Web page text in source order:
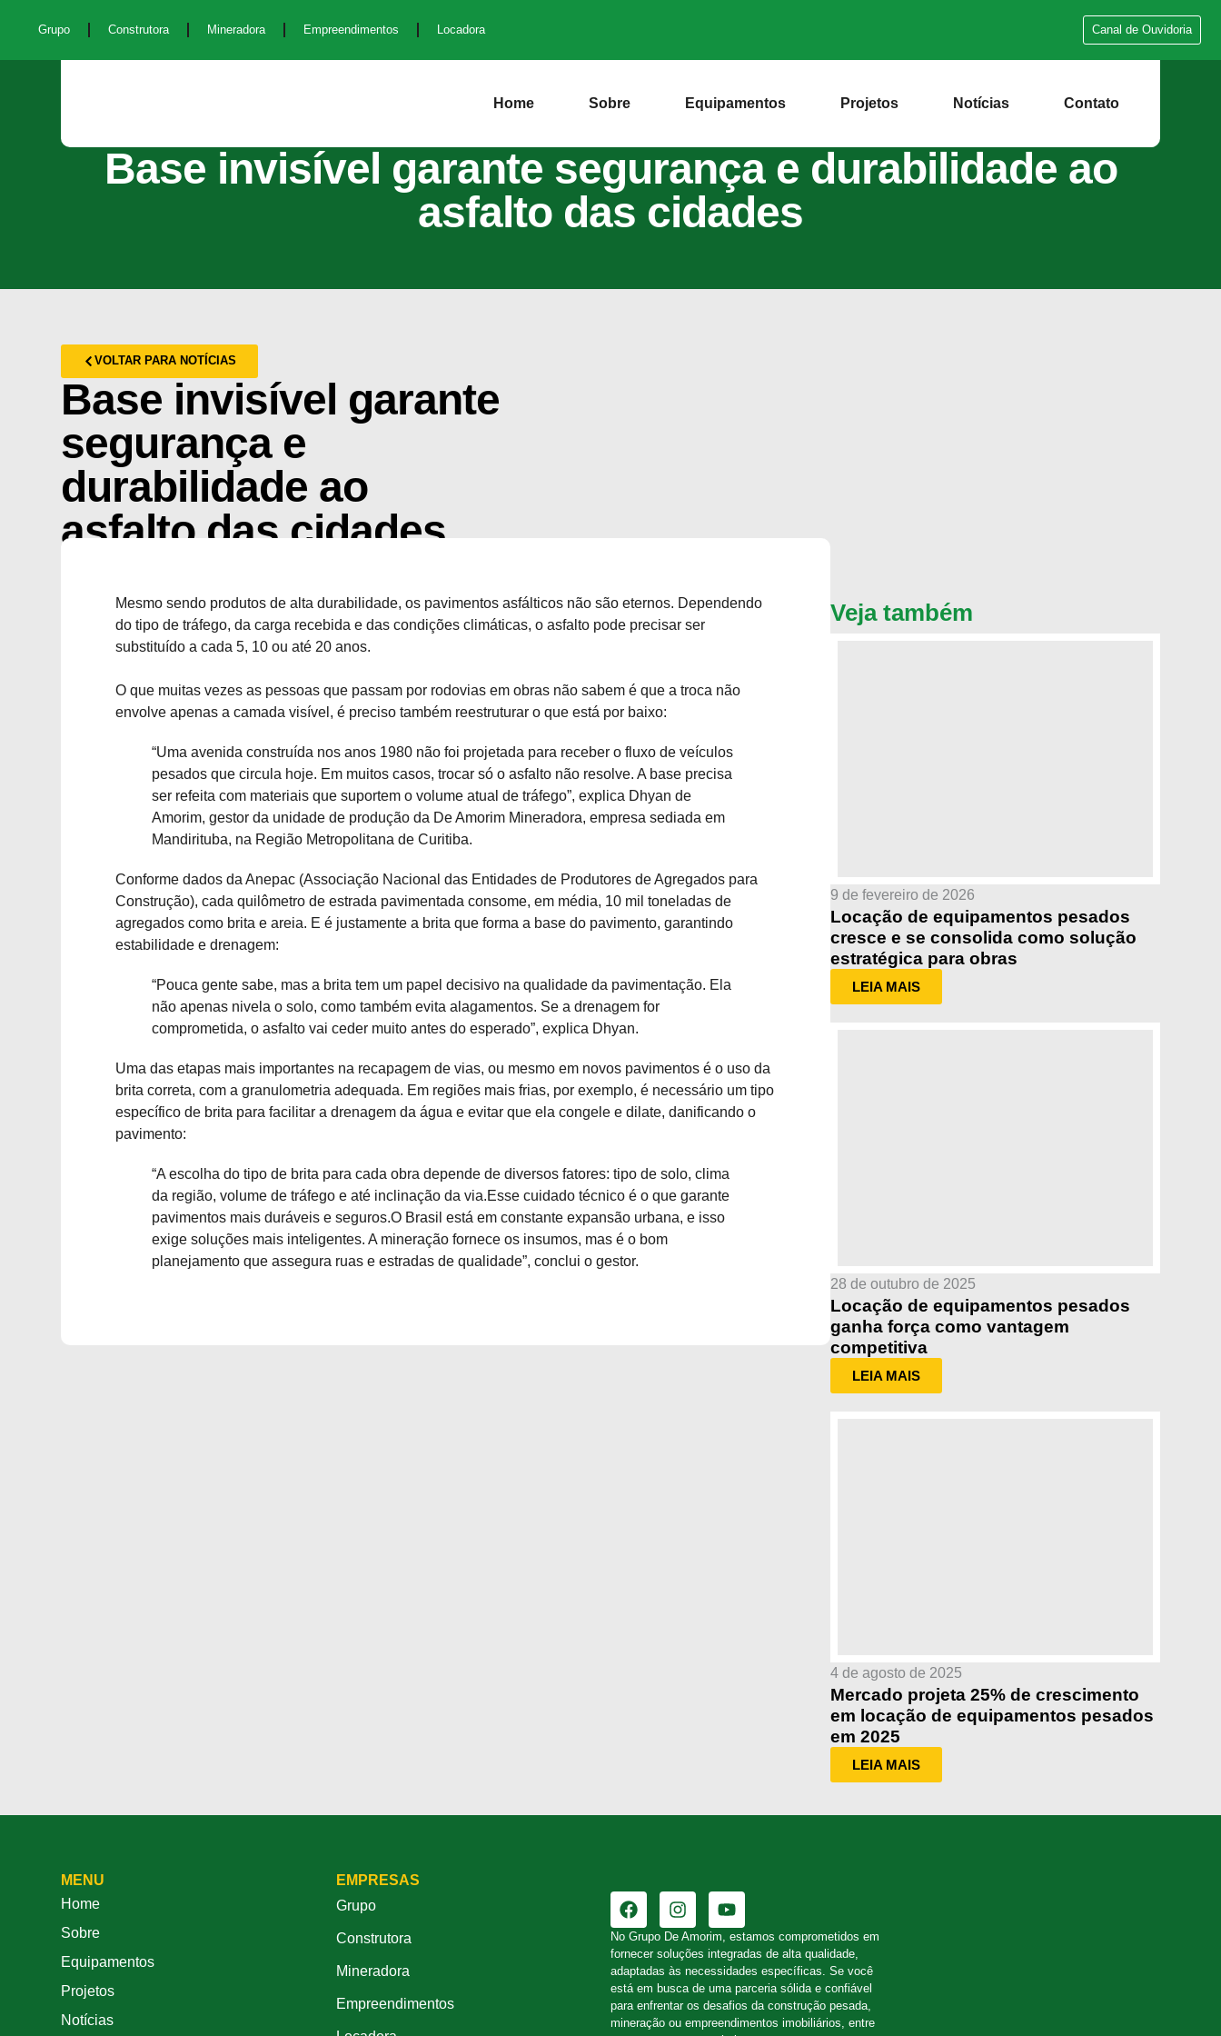
Grupo Construtora Mineradora Empreendimentos Locadora Canal de Ouvidoria
Home Sobre Equipamentos Projetos Notícias Contato
Base invisível garante segurança e durabilidade ao
asfalto das cidades
VOLTAR PARA NOTÍCIAS
Base invisível garante
segurança e
durabilidade ao
asfalto das cidades
Mesmo sendo produtos de alta durabilidade, os pavimentos asfálticos não são eternos. Dependendo
do tipo de tráfego, da carga recebida e das condições climáticas, o asfalto pode precisar ser
substituído a cada 5, 10 ou até 20 anos.
O que muitas vezes as pessoas que passam por rodovias em obras não sabem é que a troca não
envolve apenas a camada visível, é preciso também reestruturar o que está por baixo:
“Uma avenida construída nos anos 1980 não foi projetada para receber o fluxo de veículos
pesados que circula hoje. Em muitos casos, trocar só o asfalto não resolve. A base precisa
ser refeita com materiais que suportem o volume atual de tráfego”, explica Dhyan de
Amorim, gestor da unidade de produção da De Amorim Mineradora, empresa sediada em
Mandirituba, na Região Metropolitana de Curitiba.
Conforme dados da Anepac (Associação Nacional das Entidades de Produtores de Agregados para
Construção), cada quilômetro de estrada pavimentada consome, em média, 10 mil toneladas de
agregados como brita e areia. E é justamente a brita que forma a base do pavimento, garantindo
estabilidade e drenagem:
“Pouca gente sabe, mas a brita tem um papel decisivo na qualidade da pavimentação. Ela
não apenas nivela o solo, como também evita alagamentos. Se a drenagem for
comprometida, o asfalto vai ceder muito antes do esperado”, explica Dhyan.
Uma das etapas mais importantes na recapagem de vias, ou mesmo em novos pavimentos é o uso da
brita correta, com a granulometria adequada. Em regiões mais frias, por exemplo, é necessário um tipo
específico de brita para facilitar a drenagem da água e evitar que ela congele e dilate, danificando o
pavimento:
“A escolha do tipo de brita para cada obra depende de diversos fatores: tipo de solo, clima
da região, volume de tráfego e até inclinação da via.Esse cuidado técnico é o que garante
pavimentos mais duráveis e seguros.O Brasil está em constante expansão urbana, e isso
exige soluções mais inteligentes. A mineração fornece os insumos, mas é o bom
planejamento que assegura ruas e estradas de qualidade”, conclui o gestor.
Veja também
9 de fevereiro de 2026
Locação de equipamentos pesados
cresce e se consolida como solução
estratégica para obras
LEIA MAIS
28 de outubro de 2025
Locação de equipamentos pesados
ganha força como vantagem
competitiva
LEIA MAIS
4 de agosto de 2025
Mercado projeta 25% de crescimento
em locação de equipamentos pesados
em 2025
LEIA MAIS
MENU
Home
Sobre
Equipamentos
Projetos
Notícias
EMPRESAS
Grupo
Construtora
Mineradora
Empreendimentos
No Grupo De Amorim, estamos comprometidos em
fornecer soluções integradas de alta qualidade,
adaptadas às necessidades específicas. Se você
está em busca de uma parceria sólida e confiável
para enfrentar os desafios da construção pesada,
mineração ou empreendimentos imobiliários, entre